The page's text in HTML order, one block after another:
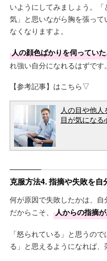
いようにしてみましょう。
気」と思いながら胸を張っ
なくなりますよ。
人の顔色ばかりを伺ってい
れ強い自分になれるはずです。
【参考記事】はこちら▽
人の目や他
目が気になる
克服方法4. 指摘や失敗を自
何が原因で失敗したかは、自
だからこそ、
人からの指摘
「怒られている」と思うの
る」と思えるようになれば、